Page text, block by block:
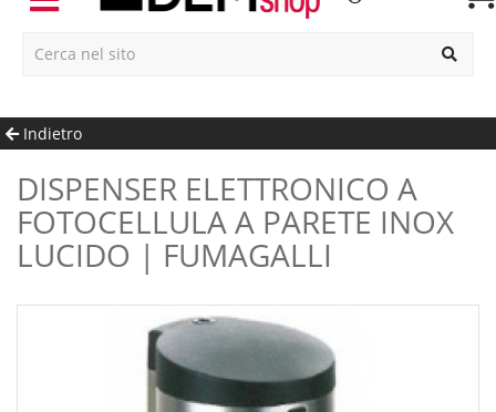
Indietro
DISPENSER ELETTRONICO A
FOTOCELLULA A PARETE INOX
LUCIDO | FUMAGALLI